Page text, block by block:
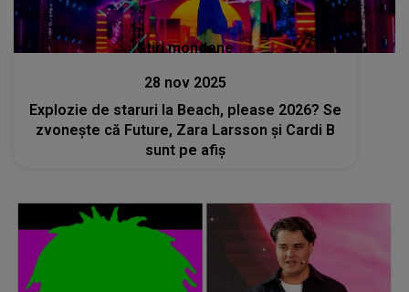
Stiri mondene
28 nov 2025
Explozie de staruri la Beach, please 2026? Se
zvonește că Future, Zara Larsson și Cardi B
sunt pe afiș